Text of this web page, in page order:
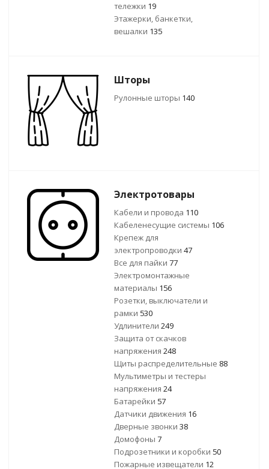
тележки 19
Этажерки, банкетки,
вешалки 135
Шторы
Рулонные шторы 140
Электротовары
Кабели и провода 110
Кабеленесущие системы 106
Крепеж для
электропроводки 47
Все для пайки 77
Электромонтажные
материалы 156
Розетки, выключатели и
рамки 530
Удлинители 249
Защита от скачков
напряжения 248
Щиты распределительные 88
Мультиметры и тестеры
напряжения 24
Батарейки 57
Датчики движения 16
Дверные звонки 38
Домофоны 7
Подрозетники и коробки 50
Пожарные извещатели 12